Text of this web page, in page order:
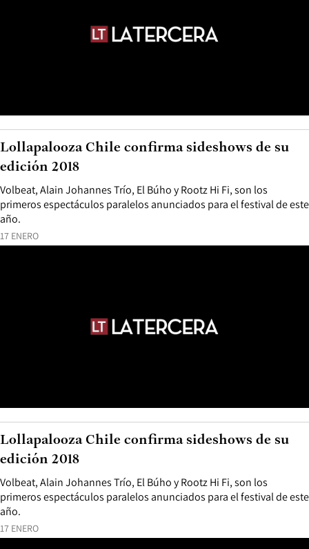
17 ENERO
Volbeat, Alain Johannes Trío, El Búho y Rootz Hi Fi, son los
primeros espectáculos paralelos anunciados para el festival de este
año.
Lollapalooza Chile confirma sideshows de su
edición 2018
17 ENERO
Volbeat, Alain Johannes Trío, El Búho y Rootz Hi Fi, son los
primeros espectáculos paralelos anunciados para el festival de este
año.
Lollapalooza Chile confirma sideshows de su
edición 2018